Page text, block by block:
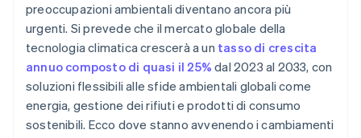
preoccupazioni ambientali diventano ancora più
urgenti. Si prevede che il mercato globale della
tecnologia climatica crescerà a un tasso di crescita
annuo composto di quasi il 25% dal 2023 al 2033, con
soluzioni flessibili alle sfide ambientali globali come
energia, gestione dei rifiuti e prodotti di consumo
sostenibili. Ecco dove stanno avvenendo i cambiamenti